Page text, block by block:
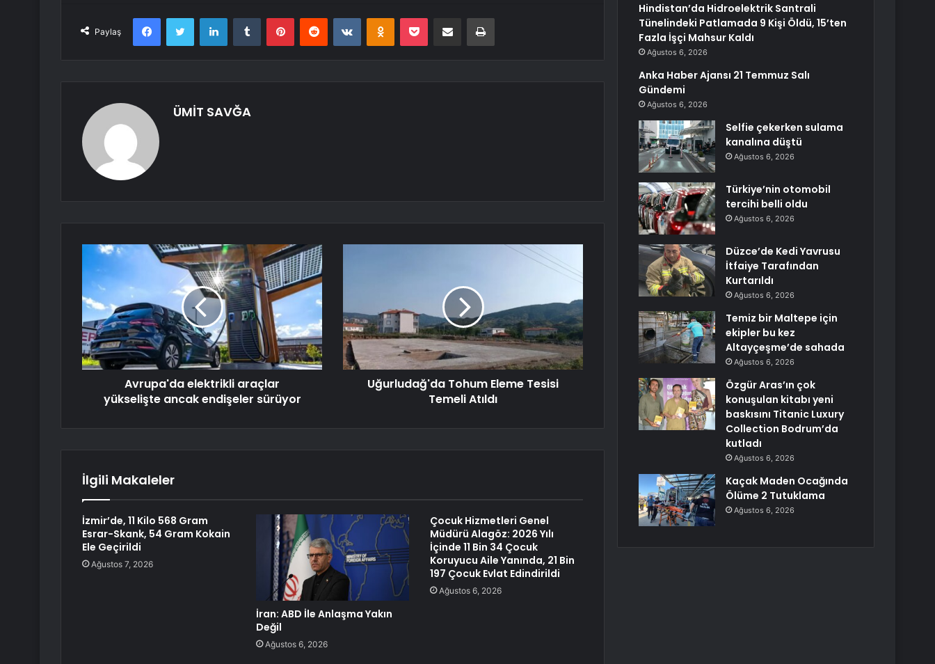
Paylaş
FacebookTwitter LinkedInTumblr PinterestReddit VKontakteOdnoklassniki
Pocket E-Posta ile paylaş Yazdır
ÜMİT SAVĞA
Avrupa'da elektrikli araçlar
yükselişte ancak endişeler sürüyor
Uğurludağ'da Tohum Eleme Tesisi
Temeli Atıldı
İlgili Makaleler
İzmir’de, 11 Kilo 568 Gram
Esrar-Skank, 54 Gram Kokain
Ele Geçirildi
Ağustos 7, 2026
İran: ABD İle Anlaşma Yakın
Değil
Ağustos 6, 2026
Çocuk Hizmetleri Genel
Müdürü Alagöz: 2026 Yılı
İçinde 11 Bin 34 Çocuk
Koruyucu Aile Yanında, 21 Bin
197 Çocuk Evlat Edindirildi
Ağustos 6, 2026
Hindistan’da Hidroelektrik Santrali
Tünelindeki Patlamada 9 Kişi Öldü, 15’ten
Fazla İşçi Mahsur Kaldı
Ağustos 6, 2026
Anka Haber Ajansı 21 Temmuz Salı
Gündemi
Ağustos 6, 2026
Selfie çekerken sulama
kanalına düştü
Ağustos 6, 2026
Türkiye’nin otomobil
tercihi belli oldu
Ağustos 6, 2026
Düzce’de Kedi Yavrusu
İtfaiye Tarafından
Kurtarıldı
Ağustos 6, 2026
Temiz bir Maltepe için
ekipler bu kez
Altayçeşme’de sahada
Ağustos 6, 2026
Özgür Aras’ın çok
konuşulan kitabı yeni
baskısını Titanic Luxury
Collection Bodrum’da
kutladı
Ağustos 6, 2026
Kaçak Maden Ocağında
Ölüme 2 Tutuklama
Ağustos 6, 2026